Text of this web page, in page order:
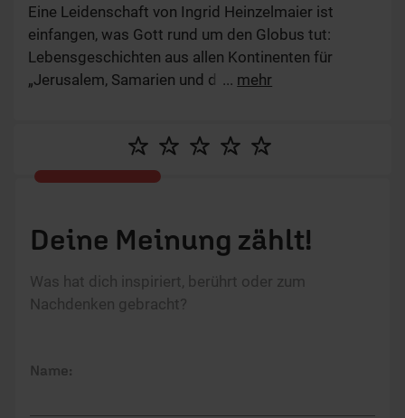
Eine Leidenschaft von Ingrid Heinzelmaier ist
einfangen, was Gott rund um den Globus tut:
Lebensgeschichten aus allen Kontinenten für
„Jerusalem, Samarien und die Welt“ und „Glaube –
„Beten bringt’s“ anderen Mut machen für ihr
persönliches Leben mit Gott.
... mehr
Deine Meinung zählt!
Was hat dich inspiriert, berührt oder zum
Nachdenken gebracht?
Name: